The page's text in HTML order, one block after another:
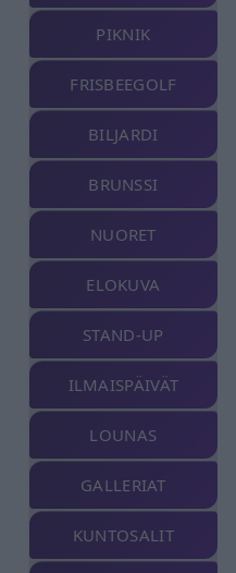
PIKNIK
FRISBEEGOLF
BILJARDI
BRUNSSI
NUORET
ELOKUVA
STAND-UP
ILMAISPÄIVÄT
LOUNAS
GALLERIAT
KUNTOSALIT